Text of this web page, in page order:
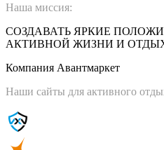
Наша миссия:
СОЗДАВАТЬ ЯРКИЕ
АКТИВНОЙ ЖИЗНИ И
Компания Авантмаркет
Наши сайты для активного